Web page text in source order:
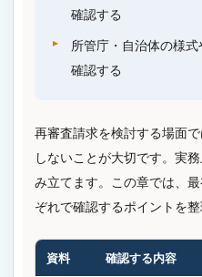
確認する
所管庁・自治体の様
確認する
再審査請求を検討する場面
しないことが大切です。実
み立てます。この章では、
ぞれで確認するポイントを整
資料 確認する内容